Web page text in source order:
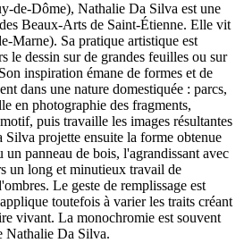
de-Dôme), Nathalie Da Silva est une
Beaux-Arts de Saint-Étienne. Elle vit
Marne). Sa pratique artistique est
le dessin sur de grandes feuilles ou sur
inspiration émane de formes et de
dans une nature domestiquée : parcs,
en photographie des fragments,
puis travaille les images résultantes
projette ensuite la forme obtenue
panneau de bois, l'agrandissant avec
un long et minutieux travail de
Le geste de remplissage est
toutefois à varier les traits créant
vivant. La monochromie est souvent
Nathalie Da Silva.